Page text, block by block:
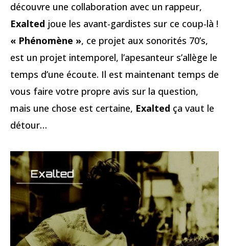
découvre une collaboration avec un rappeur,
Exalted joue les avant-gardistes sur ce coup-là !
« Phénomène », ce projet aux sonorités 70’s,
est un projet intemporel, l’apesanteur s’allège le
temps d’une écoute. Il est maintenant temps de
vous faire votre propre avis sur la question,
mais une chose est certaine, Exalted ça vaut le
détour…